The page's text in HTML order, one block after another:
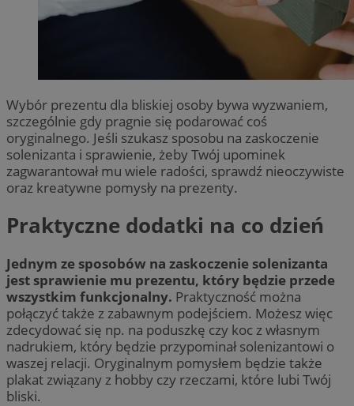
Wybór prezentu dla bliskiej osoby bywa wyzwaniem,
szczególnie gdy pragnie się podarować coś
oryginalnego. Jeśli szukasz sposobu na zaskoczenie
solenizanta i sprawienie, żeby Twój upominek
zagwarantował mu wiele radości, sprawdź nieoczywiste
oraz kreatywne pomysły na prezenty.
Praktyczne dodatki na co dzień
Jednym ze sposobów na zaskoczenie solenizanta
jest sprawienie mu prezentu, który będzie przede
wszystkim funkcjonalny. Praktyczność można
połączyć także z zabawnym podejściem. Możesz więc
zdecydować się np. na poduszkę czy koc z własnym
nadrukiem, który będzie przypominał solenizantowi o
waszej relacji. Oryginalnym pomysłem będzie także
plakat związany z hobby czy rzeczami, które lubi Twój
bliski.